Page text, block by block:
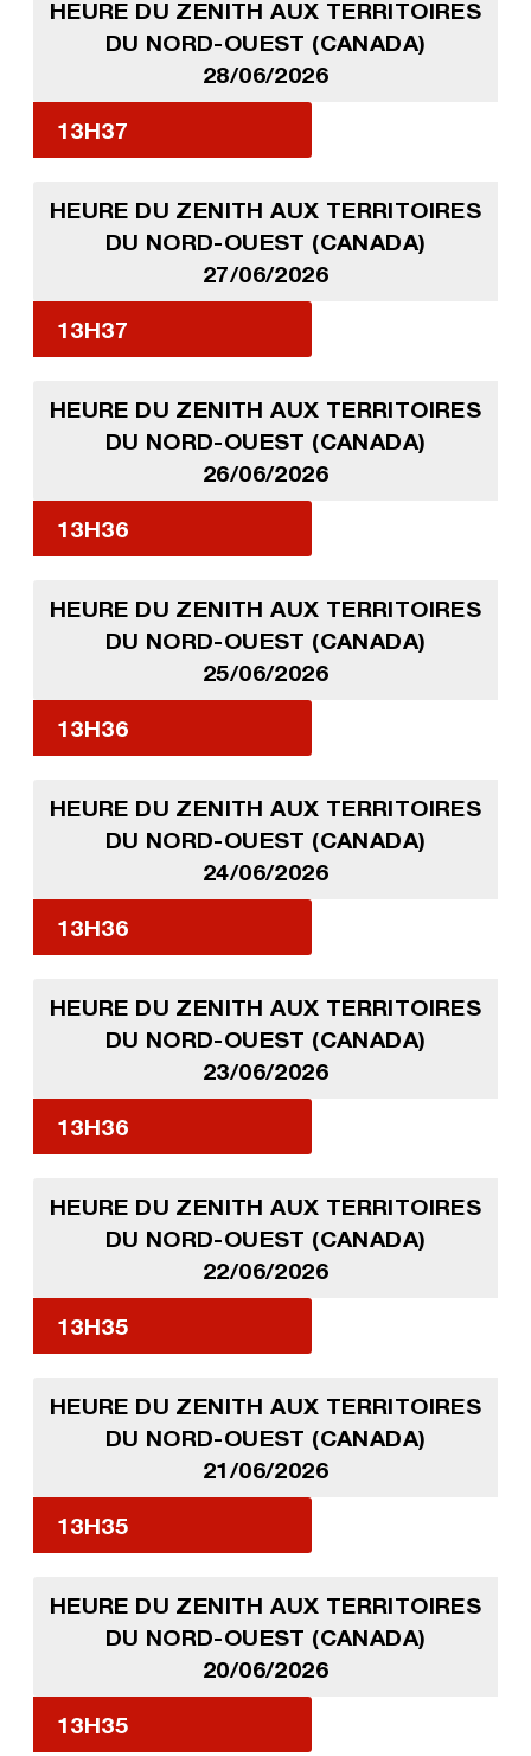
HEURE DU ZENITH AUX TERRITOIRES
DU NORD-OUEST (CANADA)
28/06/2026
13H37
HEURE DU ZENITH AUX TERRITOIRES
DU NORD-OUEST (CANADA)
27/06/2026
13H37
HEURE DU ZENITH AUX TERRITOIRES
DU NORD-OUEST (CANADA)
26/06/2026
13H36
HEURE DU ZENITH AUX TERRITOIRES
DU NORD-OUEST (CANADA)
25/06/2026
13H36
HEURE DU ZENITH AUX TERRITOIRES
DU NORD-OUEST (CANADA)
24/06/2026
13H36
HEURE DU ZENITH AUX TERRITOIRES
DU NORD-OUEST (CANADA)
23/06/2026
13H36
HEURE DU ZENITH AUX TERRITOIRES
DU NORD-OUEST (CANADA)
22/06/2026
13H35
HEURE DU ZENITH AUX TERRITOIRES
DU NORD-OUEST (CANADA)
21/06/2026
13H35
HEURE DU ZENITH AUX TERRITOIRES
DU NORD-OUEST (CANADA)
20/06/2026
13H35